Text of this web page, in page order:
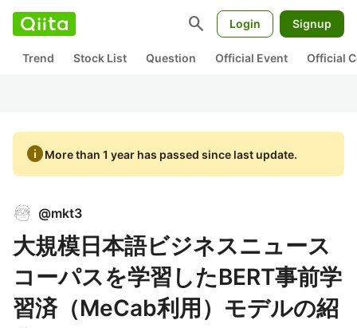
search Login Signup
Trend Stock List Question Official Event Official
infoMore than 1 year has passed since last update.
@mkt3
大規模日本語ビジネスニュース
コーパスを学習したBERT事前学
習済（MeCab利用）モデルの紹